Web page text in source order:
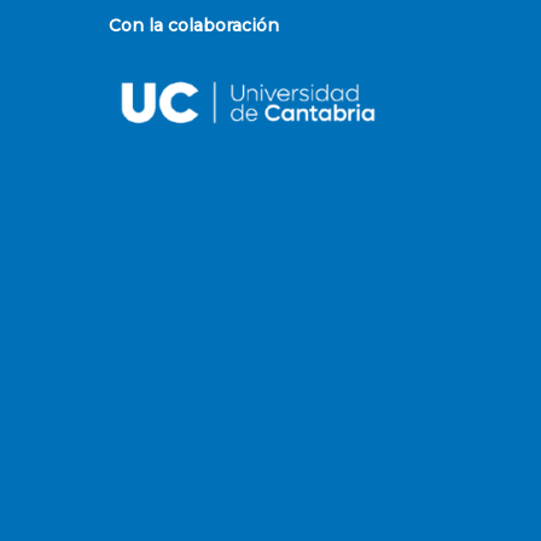
Con la colaboración